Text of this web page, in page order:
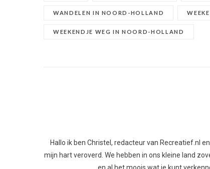
WANDELEN IN NOORD-HOLLAND
WEEKENDJE WEG IN NOORD-HOLLAND
Hallo ik ben Christel, redacteur van Recreatief.nl
mijn hart veroverd. We hebben in ons kleine land